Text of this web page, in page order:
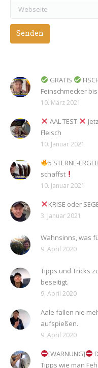
Webseite
Senden
GRATIS
Feinschmecker bis
10. März 2021
AAL TEST
Fleisch
10. Januar 2021
5 STERNE-
schaffst
10. Januar 2021
KRISE oder
3. Januar 2021
Wahnsinns, was
9. April 2020
Tipps und Tricks
beseitigt.
9. April 2020
Aale fallen nie
aufspießen.
9. April 2020
[WARNUNG]
Tipps wie man